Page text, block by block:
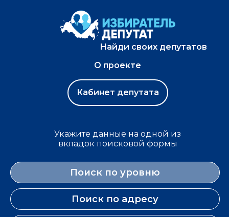
Найди своих депутатов
О проекте
Кабинет депутата
Укажите данные на одной из
вкладок поисковой формы
Поиск по уровню
Поиск по адресу